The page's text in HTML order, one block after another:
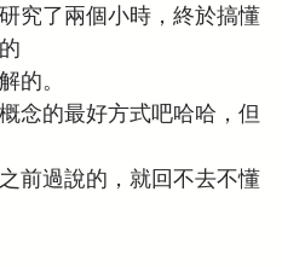
究了兩個小時，終於搞懂
的。
念的最好方式吧哈哈，但
前過說的，就回不去不懂